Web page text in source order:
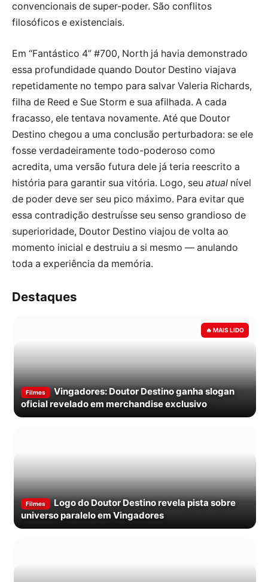
convencionais de super-poder. São conflitos
filosóficos e existenciais.
Em “Fantástico 4” #700, North já havia demonstrado
essa profundidade quando Doutor Destino viajava
repetidamente no tempo para salvar Valeria Richards,
filha de Reed e Sue Storm e sua afilhada. A cada
fracasso, ele tentava novamente. Até que Doutor
Destino chegou a uma conclusão perturbadora: se ele
fosse verdadeiramente todo-poderoso como
acredita, uma versão futura dele já teria reescrito a
história para garantir sua vitória. Logo, seu atual nível
de poder deve ser seu pico máximo. Para evitar que
essa contradição destruísse seu senso grandioso de
superioridade, Doutor Destino viajou de volta ao
momento inicial e destruiu a si mesmo — anulando
toda a experiência da memória.
Destaques
Filmes
Vingadores: Doutor Destino ganha slogan
oficial revelado em merchandise exclusivo
Filmes
Logo do Doutor Destino revela pista sobre
universo paralelo em Vingadores